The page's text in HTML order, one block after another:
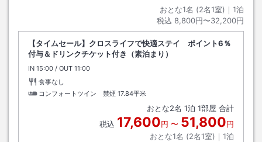
おとな1名 (2名1室)｜ 1泊
税込 8,800円〜32,200円
【タイムセール】クロスライフで快適ステイ ポイント6％
付与＆ドリンクチケット付き（素泊まり）
IN チェックイン
15:00 / OUT チェックアウト
11:00
食事なし
コンフォートツイン 禁煙 17.84平米
おとな2名 1泊 1部屋 合計
税込 17,600円 〜 51,800円
おとな1名 (2名1室)｜ 1泊